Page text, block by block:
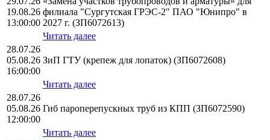
19.08.26
13:00:00
филиала "Сургутская ГРЭС-2" ПАО "Юнипро" в
2027 г. (ЗП6072613)
Читать далее
28.07.26
05.08.26
16:00:00
ЗиП ГТУ (крепеж для лопаток) (ЗП6072608)
Читать далее
28.07.26
05.08.26
12:00:00
Гиб пароперепускных труб из КПП (ЗП6072590)
Читать далее